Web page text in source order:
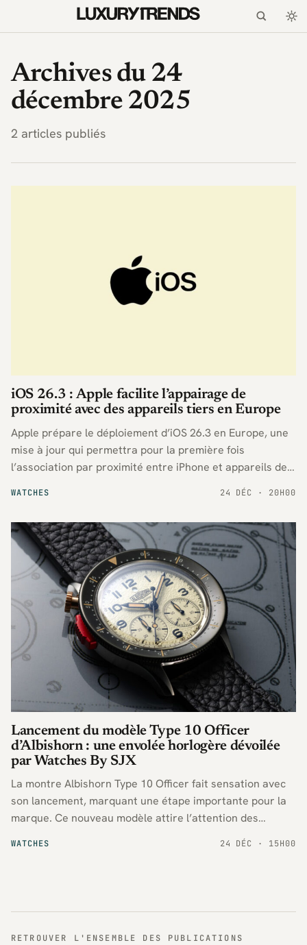
Archives du 24
décembre 2025
2 articles publiés
WATCHES
iOS 26.3 : Apple facilite l’appairage de
proximité avec des appareils tiers en Europe
Apple prépare le déploiement d’iOS 26.3 en Europe, une
mise à jour qui permettra pour la première fois
l’association par proximité entre iPhone et appareils de
marques tierces, conformément aux nouvelles exigences
24 DÉC · 20H00
WATCHES
Lancement du modèle Type 10 Officer
d’Albishorn : une envolée horlogère dévoilée
par Watches By SJX
La montre Albishorn Type 10 Officer fait sensation avec
son lancement, marquant une étape importante pour la
marque. Ce nouveau modèle attire l’attention des
passionnés d’horlogerie, tandis que la plateforme
24 DÉC · 15H00
RETROUVER L'ENSEMBLE DES PUBLICATIONS